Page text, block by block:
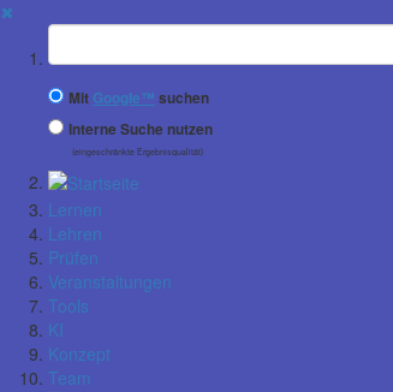
✖
Suchbegriff
Mit Google™ suchen
Interne Suche nutzen
(eingeschränkte Ergebnisqualität)
Lernen
Lehren
Prüfen
Veranstaltungen
Tools
KI
Konzept
Team